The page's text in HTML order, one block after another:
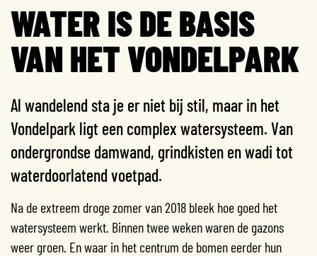
WATER IS DE BASIS
VAN HET VONDELPARK
Al wandelend sta je er niet bij stil, maar in het
Vondelpark ligt een complex watersysteem. Van
ondergrondse damwand, grindkisten en wadi tot
waterdoorlatend voetpad.
Na de extreem droge zomer van 2018 bleek hoe goed het
watersysteem werkt. Binnen twee weken waren de gazons
weer groen. En waar in het centrum de bomen eerder hun